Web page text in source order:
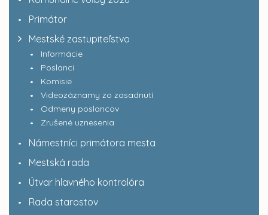
Primátor
Mestské zastupiteľstvo
Informácie
Poslanci
Komisie
Videozáznamy zo zasadnutí
Odmeny poslancov
Zrušené uznesenia
Námestníci primátora mesta
Mestská rada
Útvar hlavného kontrolóra
Rada starostov